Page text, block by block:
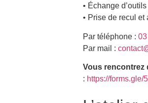
• Échange
• Prise de recul
Par téléphone :
Par mail :
Vous rencontrez
: https://forms.gle/